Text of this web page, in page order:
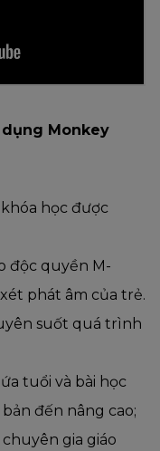
Monkey
học được
độc quyền M-
phát âm của trẻ.
suốt quá trình
tuổi và bài học
đến nâng cao;
gia giáo